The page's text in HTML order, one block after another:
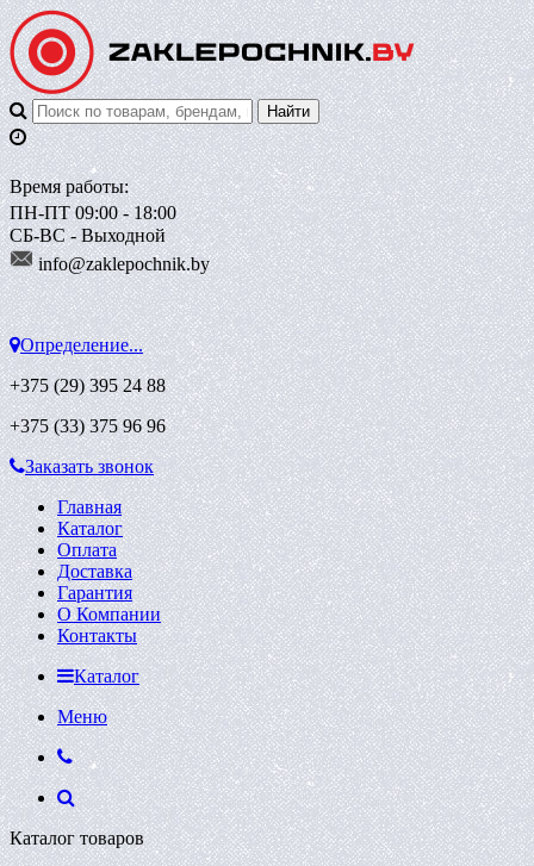
Время работы:
ПН-ПТ 09:00 - 18:00
СБ-ВС - Выходной
info@zaklepochnik.by
Определение...
+375 (29)395 24 88
+375 (33)375 96 96
Заказать звонок
Главная
Каталог
Оплата
Доставка
Гарантия
О Компании
Контакты
Каталог
Меню
Каталог товаров